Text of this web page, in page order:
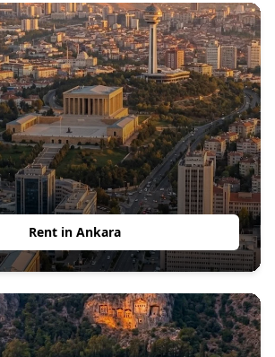
Rent in Ankara